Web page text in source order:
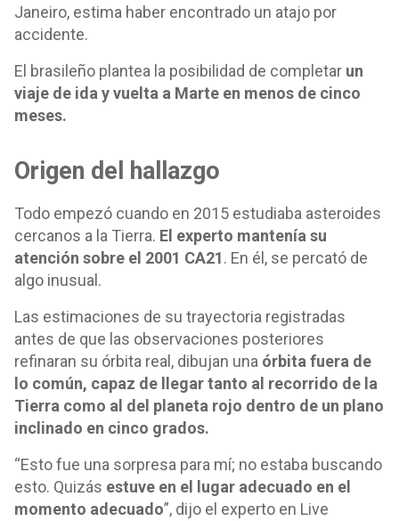
Janeiro, estima haber encontrado un atajo por
accidente.
El brasileño plantea la posibilidad de completar un
viaje de ida y vuelta a Marte en menos de cinco
meses.
Origen del hallazgo
Todo empezó cuando en 2015 estudiaba asteroides
cercanos a la Tierra. El experto mantenía su
atención sobre el 2001 CA21. En él, se percató de
algo inusual.
Las estimaciones de su trayectoria registradas
antes de que las observaciones posteriores
refinaran su órbita real, dibujan una órbita fuera de
lo común, capaz de llegar tanto al recorrido de la
Tierra como al del planeta rojo dentro de un plano
inclinado en cinco grados.
“Esto fue una sorpresa para mí; no estaba buscando
esto. Quizás estuve en el lugar adecuado en el
momento adecuado”, dijo el experto en Live